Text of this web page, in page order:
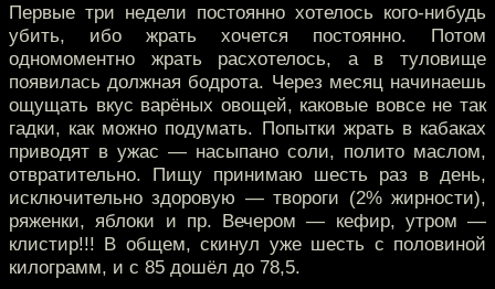
Первые три недели постоянно хотелось кого-нибудь
убить, ибо жрать хочется постоянно. Потом
одномоментно жрать расхотелось, а в туловище
появилась должная бодрота. Через месяц начинаешь
ощущать вкус варёных овощей, каковые вовсе не так
гадки, как можно подумать. Попытки жрать в кабаках
приводят в ужас — насыпано соли, полито маслом,
отвратительно. Пищу принимаю шесть раз в день,
исключительно здоровую — твороги (2% жирности),
ряженки, яблоки и пр. Вечером — кефир, утром —
клистир!!! В общем, скинул уже шесть с половиной
килограмм, и с 85 дошёл до 78,5.